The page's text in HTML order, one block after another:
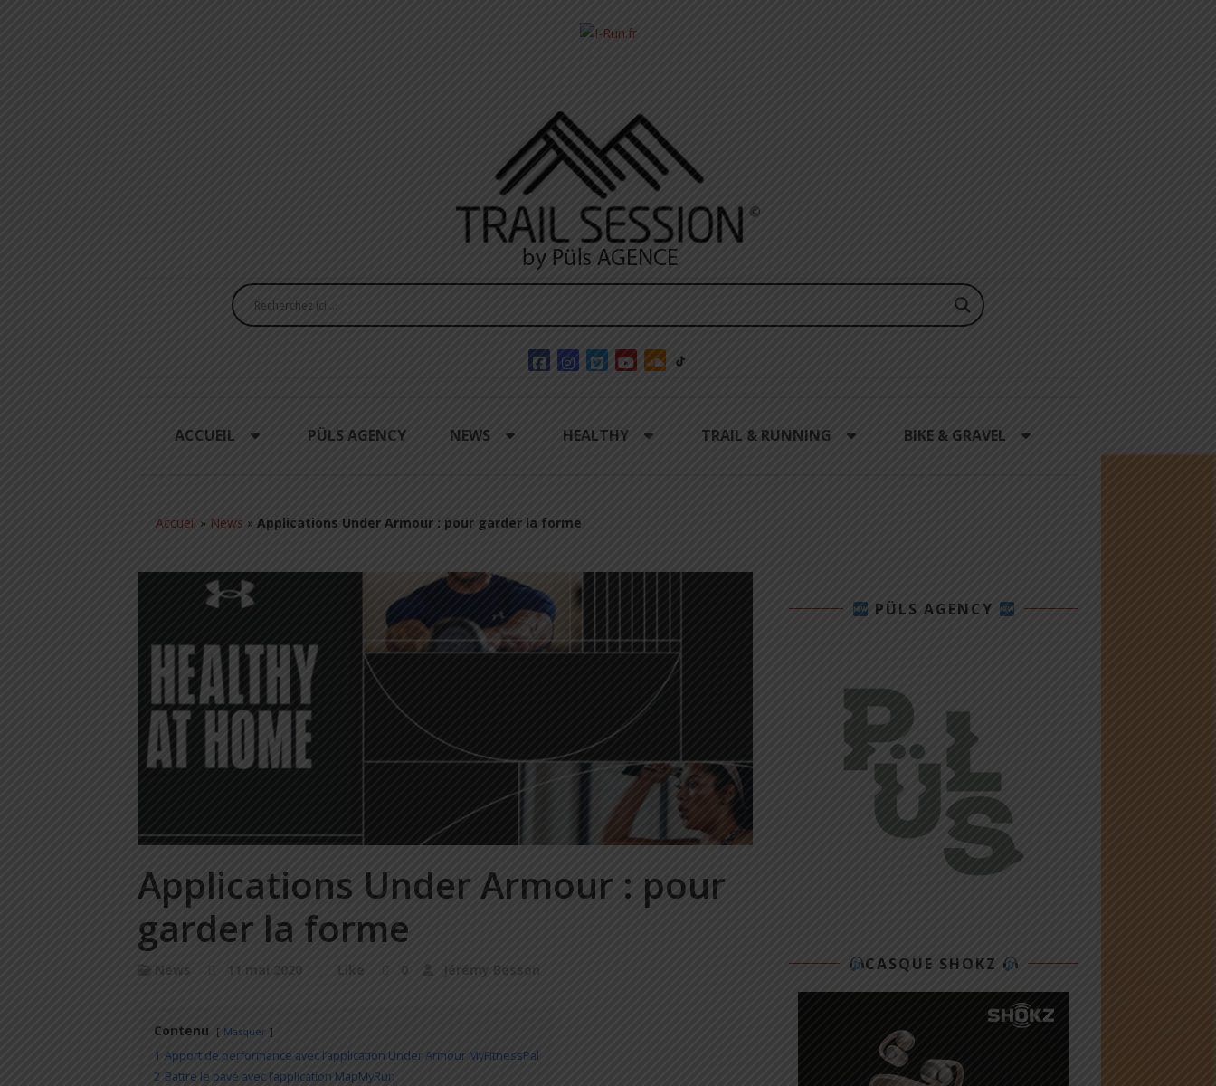
ACCUEIL PÜLS AGENCY NEWS HEALTHY TRAIL & RUNNING BIKE & GRAVEL
Accueil » News » Applications Under Armour : pour garder la forme
Applications Under Armour : pour
garder la forme
News 11 mai 2020 Like 0 Jérémy Besson
Contenu Masquer
1 Apport de performance avec l’application Under Armour MyFitnessPal
2 Battre le pavé avec l’application MapMyRun
PÜLS AGENCY
CASQUE SHOKZ